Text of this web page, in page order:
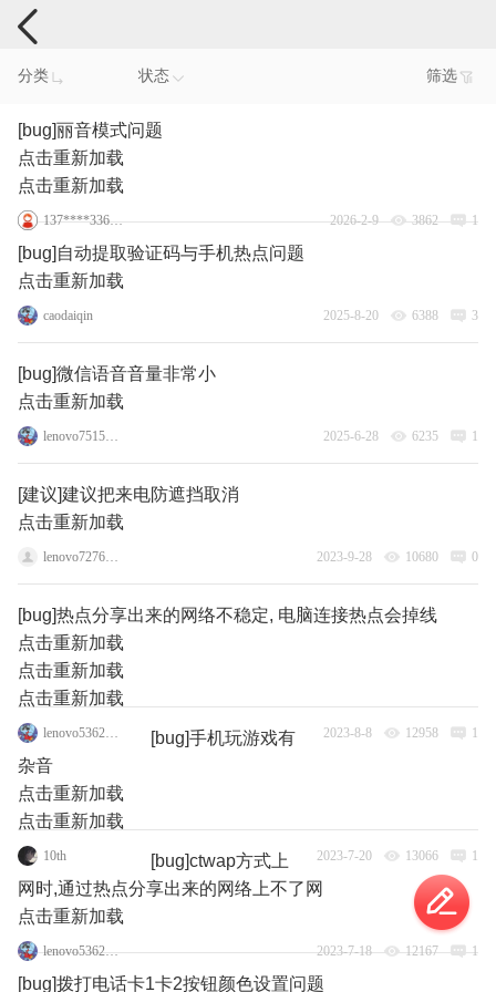
手机反馈
分类 状态 筛选
[bug]丽音模式问题
点击重新加载
点击重新加载
137****3360_8 2026-2-9 3862 1
[bug]自动提取验证码与手机热点问题
点击重新加载
caodaiqin 2025-8-20 6388 3
[bug]微信语音音量非常小
点击重新加载
lenovo75150856 2025-6-28 6235 1
[建议]建议把来电防遮挡取消
点击重新加载
lenovo72767826 2023-9-28 10680 0
[bug]热点分享出来的网络不稳定, 电脑连接热点会掉线
点击重新加载
点击重新加载
点击重新加载
lenovo53629131 2023-8-8 12958 1
[bug]手机玩游戏有
杂音
点击重新加载
点击重新加载
10th 2023-7-20 13066 1
[bug]ctwap方式上
网时,通过热点分享出来的网络上不了网
点击重新加载
lenovo53629131 2023-7-18 12167 1
[bug]拨打电话卡1卡2按钮颜色设置问题